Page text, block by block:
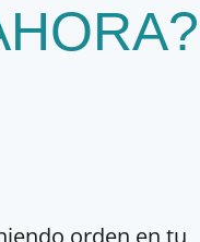
orden en tu